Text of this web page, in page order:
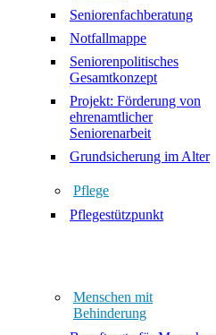
Seniorenfachberatung
Notfallmappe
Seniorenpolitisches
Gesamtkonzept
Projekt: Förderung von
ehrenamtlicher
Seniorenarbeit
Grundsicherung im Alter
Pflege
Pflegestützpunkt
Menschen mit
Behinderung